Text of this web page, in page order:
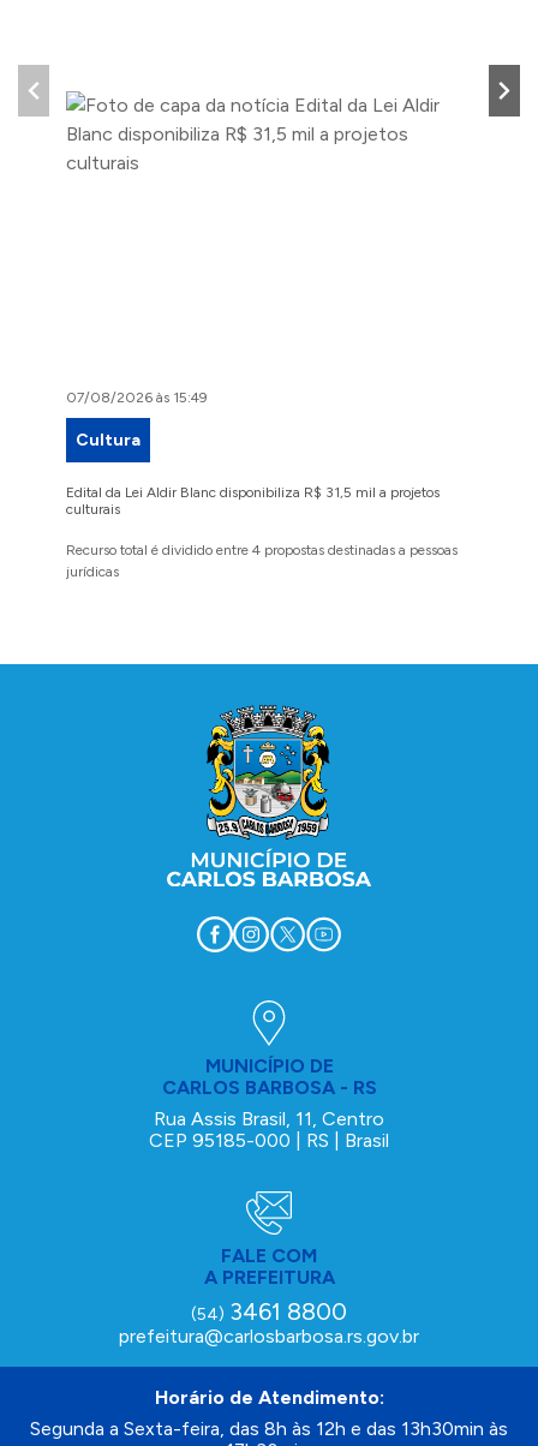
07/08/2026 às 15:49
Cultura
Edital da Lei Aldir Blanc disponibiliza R$ 31,5 mil a projetos
culturais
Recurso total é dividido entre 4 propostas destinadas a pessoas
jurídicas
MUNICÍPIO DE
CARLOS BARBOSA - RS
Rua Assis Brasil, 11, Centro
CEP 95185-000 | RS | Brasil
FALE COM
A PREFEITURA
(54) 3461 8800
prefeitura@carlosbarbosa.rs.gov.br
Horário de Atendimento:
Segunda a Sexta-feira, das 8h às 12h e das 13h30min às